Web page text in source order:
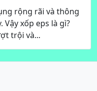
rộng rãi và thông
xốp eps là gì?
trội và...